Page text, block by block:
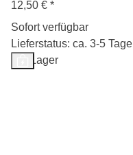
12,50 € *
Sofort verfügbar
Lieferstatus: ca. 3-5 Tage
Auf Lager